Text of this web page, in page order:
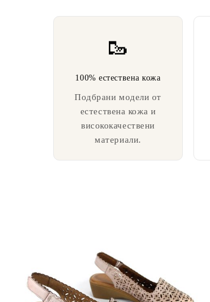
🥾
100% естествена кожа
Подбрани модели от
естествена кожа и
висококачествени
материали.